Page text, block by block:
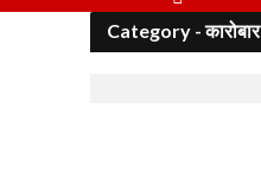
Category - कारोबार